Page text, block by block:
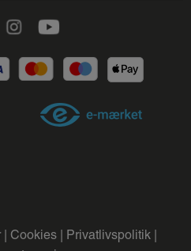
InstagramYoutube
| Cookies | Privatlivspolitik |